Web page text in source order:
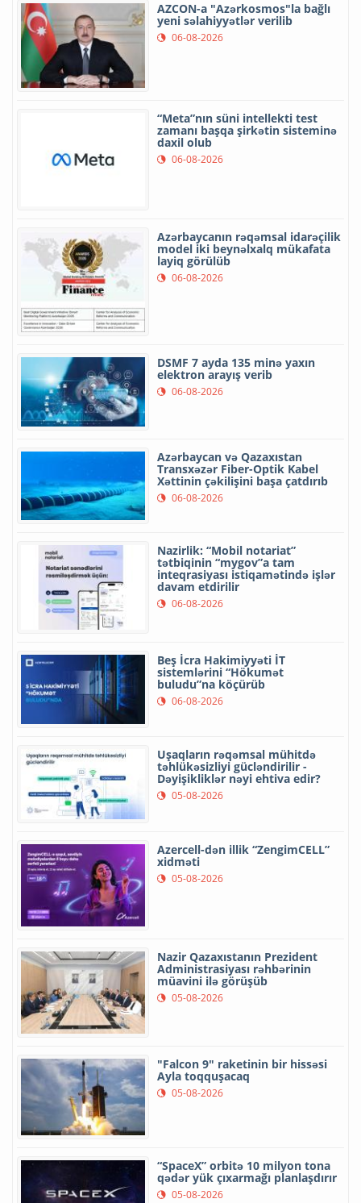
AZCON-a "Azərkosmos"la bağlı
yeni səlahiyyətlər verilib
06-08-2026
“Meta”nın süni intellekti test
zamanı başqa şirkətin sisteminə
daxil olub
06-08-2026
Azərbaycanın rəqəmsal idarəçilik
model iki beynəlxalq mükafata
layiq görülüb
06-08-2026
DSMF 7 ayda 135 minə yaxın
elektron arayış verib
06-08-2026
Azərbaycan və Qazaxıstan
Transxəzər Fiber-Optik Kabel
Xəttinin çəkilişini başa çatdırıb
06-08-2026
Nazirlik: “Mobil notariat”
tətbiqinin “mygov”a tam
inteqrasiyası istiqamətində işlər
davam etdirilir
06-08-2026
Beş İcra Hakimiyyəti İT
sistemlərini “Hökumət
buludu”na köçürüb
06-08-2026
Uşaqların rəqəmsal mühitdə
təhlükəsizliyi gücləndirilir -
Dəyişikliklər nəyi ehtiva edir?
05-08-2026
Azercell-dən illik “ZengimCELL”
xidməti
05-08-2026
Nazir Qazaxıstanın Prezident
Administrasiyası rəhbərinin
müavini ilə görüşüb
05-08-2026
"Falcon 9" raketinin bir hissəsi
Ayla toqquşacaq
05-08-2026
“SpaceX” orbitə 10 milyon tona
qədər yük çıxarmağı planlaşdırır
05-08-2026